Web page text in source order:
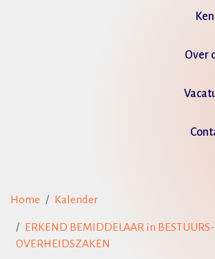
Over
Home Kalender
ERKEND BEMIDDELAAR in
OVERHEIDSZAKEN